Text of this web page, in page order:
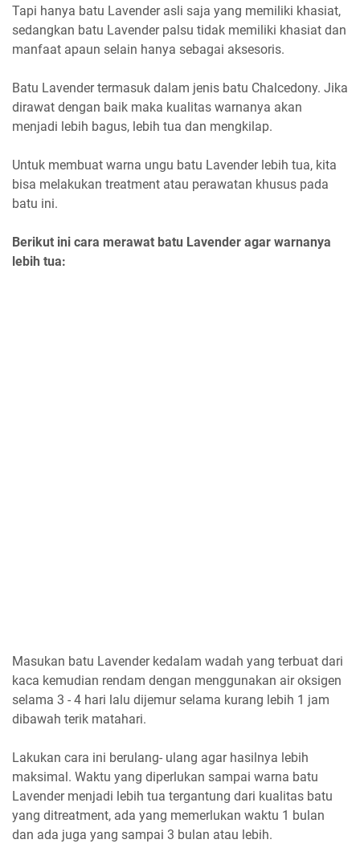
Tapi hanya batu Lavender asli saja yang memiliki khasiat,
sedangkan batu Lavender palsu tidak memiliki khasiat dan
manfaat apaun selain hanya sebagai aksesoris.
Batu Lavender termasuk dalam jenis batu Chalcedony. Jika
dirawat dengan baik maka kualitas warnanya akan
menjadi lebih bagus, lebih tua dan mengkilap.
Untuk membuat warna ungu batu Lavender lebih tua, kita
bisa melakukan treatment atau perawatan khusus pada
batu ini.
Berikut ini cara merawat batu Lavender agar warnanya
lebih tua:
Masukan batu Lavender kedalam wadah yang terbuat dari
kaca kemudian rendam dengan menggunakan air oksigen
selama 3 - 4 hari lalu dijemur selama kurang lebih 1 jam
dibawah terik matahari.
Lakukan cara ini berulang- ulang agar hasilnya lebih
maksimal. Waktu yang diperlukan sampai warna batu
Lavender menjadi lebih tua tergantung dari kualitas batu
yang ditreatment, ada yang memerlukan waktu 1 bulan
dan ada juga yang sampai 3 bulan atau lebih.